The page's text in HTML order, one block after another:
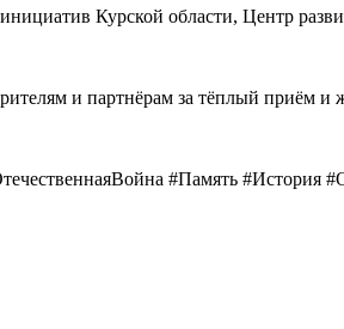
инициатив Курской области, Центр
и партнёрам за тёплый приём и
#Память #История